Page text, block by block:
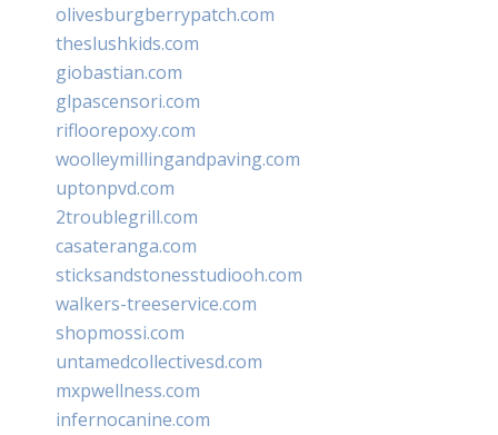
olivesburgberrypatch.com
theslushkids.com
giobastian.com
glpascensori.com
rifloorepoxy.com
woolleymillingandpaving.com
uptonpvd.com
2troublegrill.com
casateranga.com
sticksandstonesstudiooh.com
walkers-treeservice.com
shopmossi.com
untamedcollectivesd.com
mxpwellness.com
infernocanine.com